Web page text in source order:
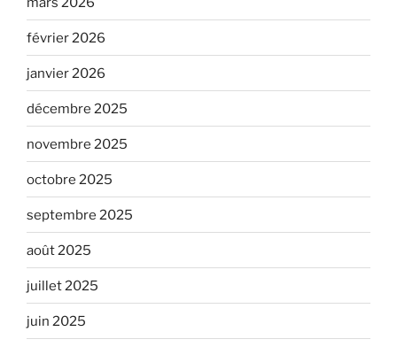
février 2026
janvier 2026
décembre 2025
novembre 2025
octobre 2025
septembre 2025
août 2025
juillet 2025
juin 2025